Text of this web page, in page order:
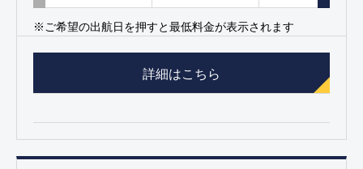
※ご希望の出航日を押すと最低料金が表示されます
詳細はこちら